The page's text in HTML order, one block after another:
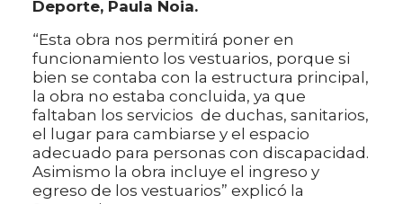
Deporte, Paula Noia.
“Esta obra nos permitirá poner en
funcionamiento los vestuarios, porque si
bien se contaba con la estructura principal,
la obra no estaba concluida, ya que
faltaban los servicios de duchas, sanitarios,
el lugar para cambiarse y el espacio
adecuado para personas con discapacidad.
Asimismo la obra incluye el ingreso y
egreso de los vestuarios” explicó la